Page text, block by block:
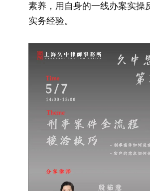
素养，用自身的一线办案实操
实务经验。